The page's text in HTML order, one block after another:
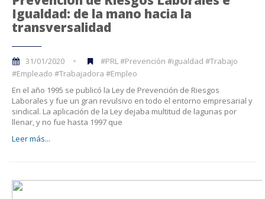
Igualdad: de la mano hacia la
transversalidad
31/01/2020
#PRL #Prevención #igualdad #Trabajo
#Empleado #Trabajadora #Empleo
En el año 1995 se publicó la Ley de Prevención de Riesgos
Laborales y fue un gran revulsivo en todo el entorno empresarial y
sindical. La aplicación de la Ley dejaba multitud de lagunas por
llenar, y no fue hasta 1997 que
Leer más...